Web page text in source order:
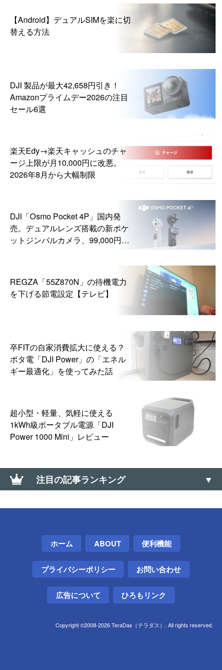
【Android】デュアルSIMを楽に切
替える方法
DJI 製品が最大42,658円引き！
Amazonプライムデー2026の注目
セール6選
楽天Edy→楽天キャッシュのチャ
ージ上限が月10,000円に改悪。
2026年8月から大幅制限
DJI「Osmo Pocket 4P」国内発
売。デュアルレンズ搭載の新ポケ
ットジンバルカメラ、99,000円か
REGZA「55Z870N」の待機電力
を下げる節電設定【テレビ】
卒FITの自家消費拡大に使える？
ポタ電「DJI Power」の「エネル
ギー最適化」を使ってみた話
超小型・軽量、気軽に使える
1kWh級ポータブル電源「DJI
Power 1000 Mini」レビュー
注目の記事ランキング
【Android】APKファイルを強制インストールする方
法（Google Play以外から入手）
【Windows】サウンド コントロールパネルの開き方
東芝の電子レンジが「H51」エラーで動かなくなった
ホーム ABOUT 便利機能
プライバシーポリシー お問い合わせ
広告について ひろもリンク
Copyright ©2008-2026 TeraDas（テラダス）. All rights reserved.